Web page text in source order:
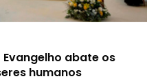
Evangelho abate os
humanos